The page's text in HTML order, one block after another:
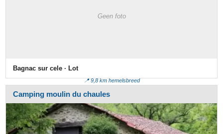
Geen foto
Bagnac sur cele · Lot
📍 9,8 km hemelsbreed
Camping moulin du chaules